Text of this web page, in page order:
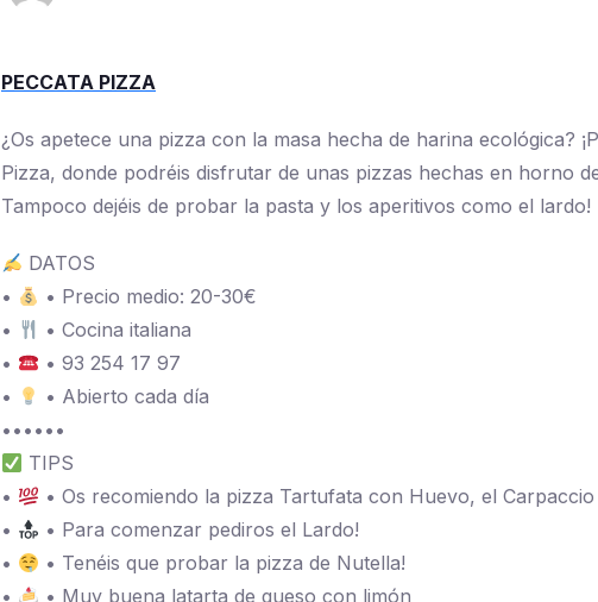
PECCATA PIZZA
¿Os apetece una pizza con la masa hecha de harina ecológica?
Pizza, donde podréis disfrutar de unas pizzas hechas en horno
Tampoco dejéis de probar la pasta y los aperitivos como el lardo!
DATOS
•
• Precio medio: 20-30€
•
• Cocina italiana
•
• 93 254 17 97
•
• Abierto cada día
••••••
TIPS
•
• Os recomiendo la pizza Tartufata con Huevo, el
•
• Para comenzar pediros el Lardo!
•
• Tenéis que probar la pizza de Nutella!
•
• Muy buena latarta de queso con limón